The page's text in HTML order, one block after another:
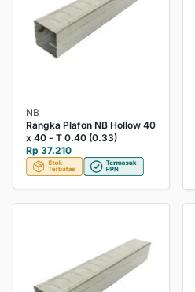
NB
Rangka Plafon NB Hollow 40
x 40 - T 0.40 (0.33)
Rp 37.210